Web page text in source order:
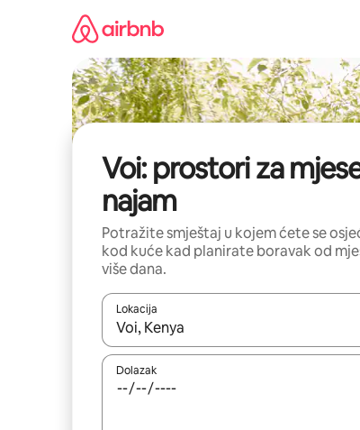
Voi: prostori za
najam
Potražite smještaj u kojem ćete se
kod kuće kad planirate boravak od
više dana.
Lokacija
Kada budu dostupni rezultati, moći ćete
Dolazak